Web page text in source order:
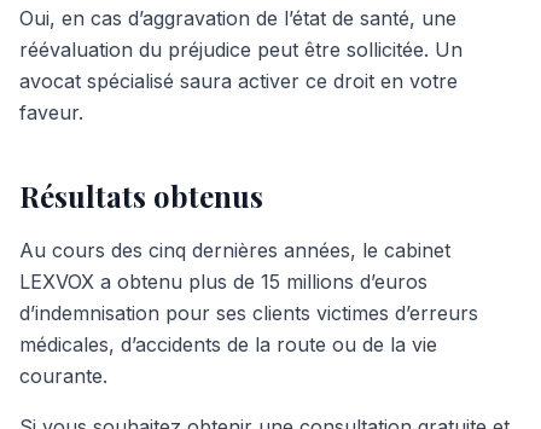
Oui, en cas d’aggravation de l’état de santé, une
réévaluation du préjudice peut être sollicitée. Un
avocat spécialisé saura activer ce droit en votre
faveur.
Résultats obtenus
Au cours des cinq dernières années, le cabinet
LEXVOX a obtenu plus de 15 millions d’euros
d’indemnisation pour ses clients victimes d’erreurs
médicales, d’accidents de la route ou de la vie
courante.